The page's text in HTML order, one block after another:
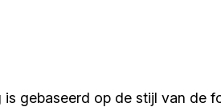
gebaseerd op de stijl van de